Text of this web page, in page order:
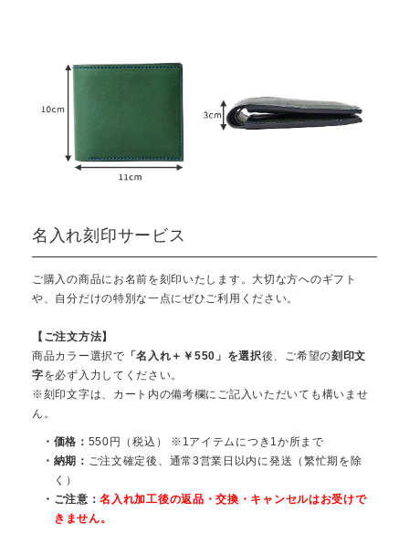
名入れ刻印サービス
ご購入の商品にお名前を刻印いたします。大切な方へのギフト
や、自分だけの特別な一点にぜひご利用ください。
【ご注文方法】
商品カラー選択で 「名入れ＋￥550」を選択後、ご希望の刻印文
字を必ず入力してください。
※刻印文字は、カート内の備考欄にご記入いただいても構いませ
ん。
・価格： 550円（税込） ※1アイテムにつき1か所まで
・納期： ご注文確定後、通常3営業日以内に発送（繁忙期を除
く）
・ご注意：名入れ加工後の返品・交換・キャンセルはお受けで
きません。